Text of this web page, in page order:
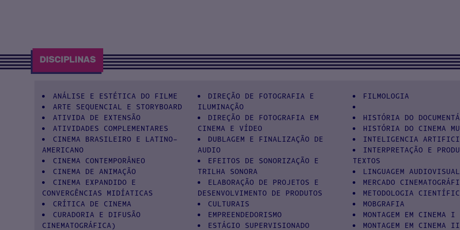
ANÁLISE E ESTÉTICA DO FILME
ARTE SEQUENCIAL E STORYBOARD
ATIVIDA DE EXTENSÃO
ATIVIDADES COMPLEMENTARES
CINEMA BRASILEIRO E LATINO-
AMERICANO
CINEMA CONTEMPORÂNEO
CINEMA DE ANIMAÇÃO
CINEMA EXPANDIDO E
CONVERGÊNCIAS MIDÍATICAS
CRÍTICA DE CINEMA
CURADORIA E DIFUSÃO
CINEMATOGRÁFICA)
DIREÇÃO DE FOTOGRAFIA E
ILUMINAÇÃO
DIREÇÃO DE FOTOGRAFIA EM
CINEMA E VÍDEO
DUBLAGEM E FINALIZAÇÃO DE
AUDIO
EFEITOS DE SONORIZAÇÃO E
TRILHA SONORA
ELABORAÇÃO DE PROJETOS E
DESENVOLVIMENTO DE PRODUTOS
CULTURAIS
EMPREENDEDORISMO
ESTÁGIO SUPERVISIONADO
FILMOLOGIA
HISTÓRIA DO
HISTÓRIA DO CINEMA
INTELIGENCIA
INTERPRETAÇÃO E
TEXTOS
LINGUAGEM AUDIOVISUAL
MERCADO
METODOLOGIA
MOBGRAFIA
MONTAGEM EM CINEMA I
MONTAGEM EM CINEMA II